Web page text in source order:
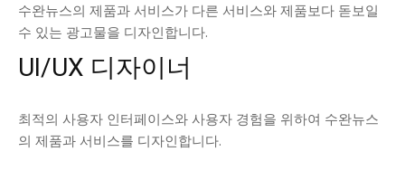
수완뉴스의 제품과 서비스가 다른 서비스와 제품보다 돋보일
수 있는 광고물을 디자인합니다.
UI/UX 디자이너
최적의 사용자 인터페이스와 사용자 경험을 위하여 수완뉴스
의 제품과 서비스를 디자인합니다.